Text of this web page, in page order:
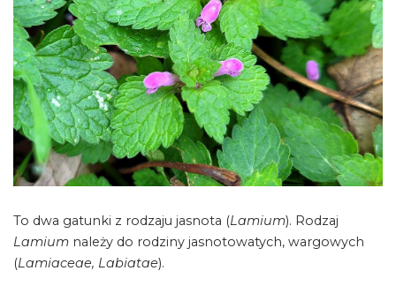
To dwa gatunki z rodzaju jasnota (Lamium). Rodzaj
Lamium należy do rodziny jasnotowatych, wargowych
(Lamiaceae, Labiatae).